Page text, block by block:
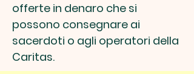
offerte in denaro che si
possono consegnare ai
sacerdoti o agli operatori della
Caritas.